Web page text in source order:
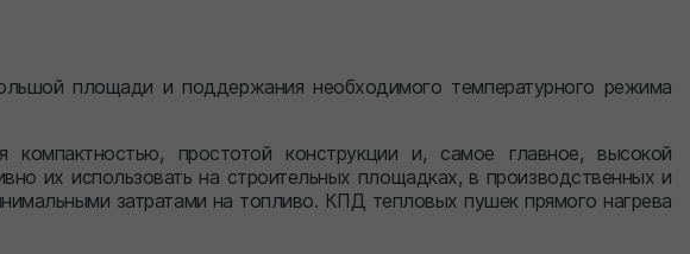
площади и поддержания необходимого температурного режима
компактностью, простотой конструкции и, самое главное, высокой
их использовать на строительных площадках, в производственных и
затратами на топливо. КПД тепловых пушек прямого нагрева